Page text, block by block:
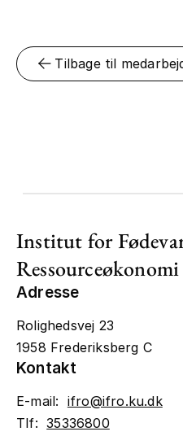
Tilbage til
Institut for
Ressourceøkonomi
Adresse
Rolighedsvej 23
1958 Frederiksberg C
Kontakt
E-mail: ifro@ifro.ku.dk
Tlf:35336800